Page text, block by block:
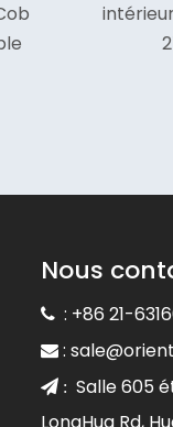
par épi
haute
Nous
 : +86 21-
 :
 : Salle 605